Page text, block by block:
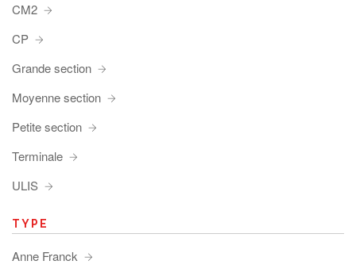
CM2
CP
Grande section
Moyenne section
Petite section
Terminale
ULIS
TYPE
Anne Franck